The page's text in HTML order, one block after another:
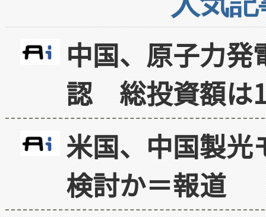
中国、原子力
認 総投資額は
米国、中国製光
検討か＝報道